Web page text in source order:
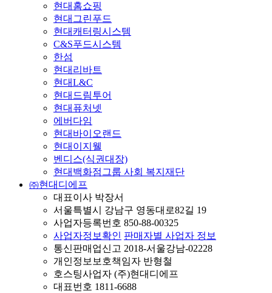
현대홈쇼핑
현대그린푸드
현대캐터링시스템
C&S푸드시스템
한섬
현대리바트
현대L&C
현대드림투어
현대퓨처넷
에버다임
현대바이오랜드
현대이지웰
벤디스(식권대장)
현대백화점그룹 사회 복지재단
㈜현대디에프
대표이사 박장서
서울특별시 강남구 영동대로82길 19
사업자등록번호 850-88-00325
사업자정보확인 판매자별 사업자 정보
통신판매업신고 2018-서울강남-02228
개인정보보호책임자 반형철
호스팅사업자 (주)현대디에프
대표번호 1811-6688